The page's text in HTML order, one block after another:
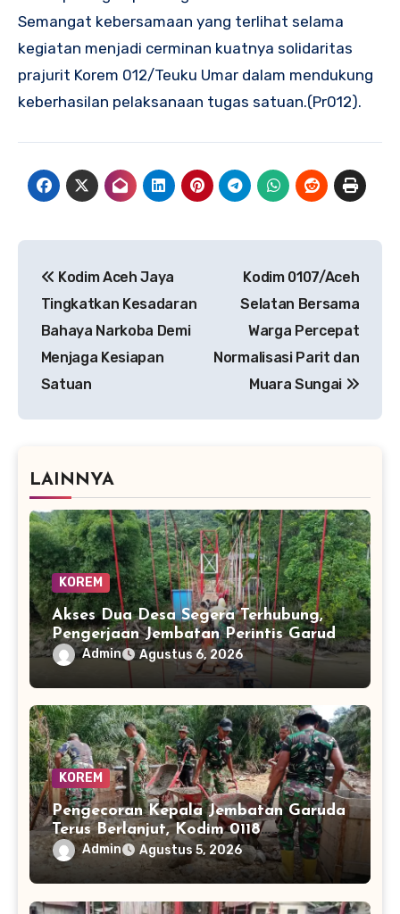
Semangat kebersamaan yang terlihat selama
kegiatan menjadi cerminan kuatnya solidaritas
prajurit Korem 012/Teuku Umar dalam mendukung
keberhasilan pelaksanaan tugas satuan.(Pr012).
pos
Kodim Aceh Jaya
Tingkatkan Kesadaran
Bahaya Narkoba Demi
Menjaga Kesiapan
Satuan
Kodim 0107/Aceh
Selatan Bersama
Warga Percepat
Normalisasi Parit dan
Muara Sungai
LAINNYA
KOREM
Akses Dua Desa Segera Terhubung,
Pengerjaan Jembatan Perintis Garuda
Masuki Tahap Akhir
Admin Agustus 6, 2026
KOREM
Pengecoran Kepala Jembatan Garuda
Terus Berlanjut, Kodim 0118
Optimalkan Pekerjaan
Admin Agustus 5, 2026